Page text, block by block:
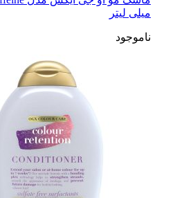
میلی لیتر
ناموجود